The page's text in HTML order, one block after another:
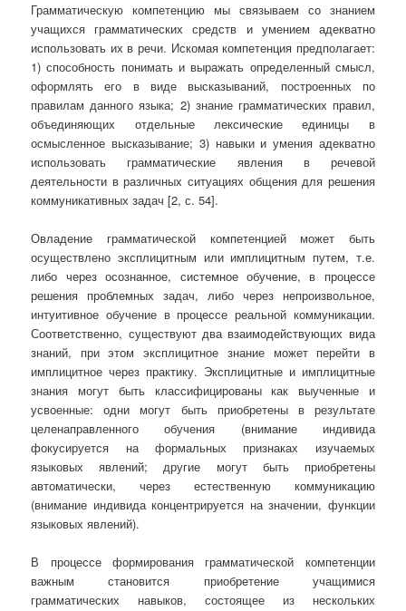
Грамматическую компетенцию мы связываем со знанием
учащихся грамматических средств и умением адекватно
использовать их в речи. Искомая компетенция предполагает:
1) способность понимать и выражать определенный смысл,
оформлять его в виде высказываний, построенных по
правилам данного языка; 2) знание грамматических правил,
объединяющих отдельные лексические единицы в
осмысленное высказывание; 3) навыки и умения адекватно
использовать грамматические явления в речевой
деятельности в различных ситуациях общения для решения
коммуникативных задач [2, с. 54].
Овладение грамматической компетенцией может быть
осуществлено эксплицитным или имплицитным путем, т.е.
либо через осознанное, системное обучение, в процессе
решения проблемных задач, либо через непроизвольное,
интуитивное обучение в процессе реальной коммуникации.
Соответственно, существуют два взаимодействующих вида
знаний, при этом эксплицитное знание может перейти в
имплицитное через практику. Эксплицитные и имплицитные
знания могут быть классифицированы как выученные и
усвоенные: одни могут быть приобретены в результате
целенаправленного обучения (внимание индивида
фокусируется на формальных признаках изучаемых
языковых явлений; другие могут быть приобретены
автоматически, через естественную коммуникацию
(внимание индивида концентрируется на значении, функции
языковых явлений).
В процессе формирования грамматической компетенции
важным становится приобретение учащимися
грамматических навыков, состоящее из нескольких